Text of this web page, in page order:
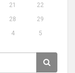
21
22
28
29
4 5